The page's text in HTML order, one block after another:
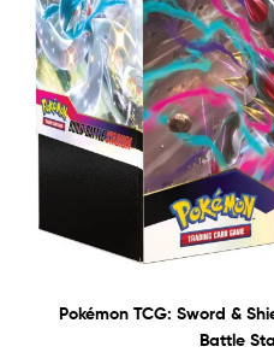
Pokémon TCG: Sword &
Battle